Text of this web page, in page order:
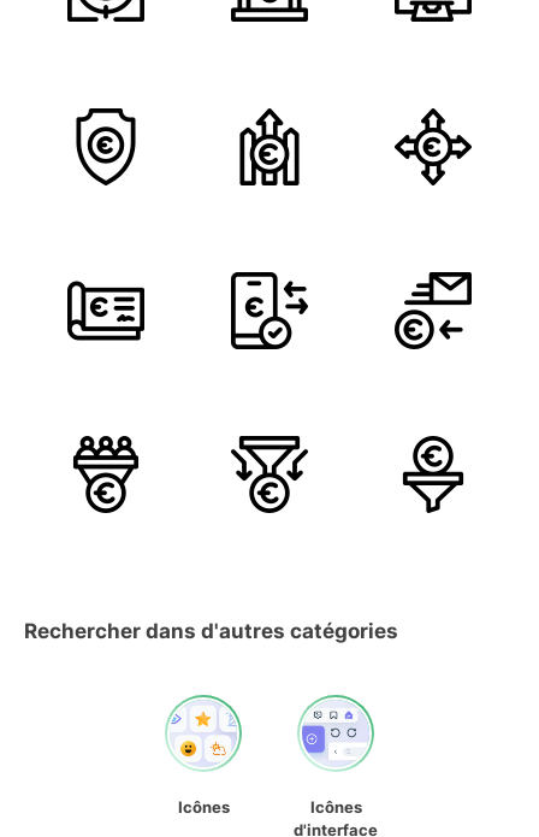
Rechercher dans d'autres catégories
Icônes
Icônes
d'interface